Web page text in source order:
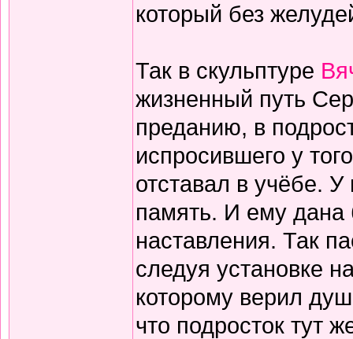
который без
Так в скульптуре
жизненный путь
преданию, в
испросившего у
отставал в учёбе.
память. И ему
наставления. Так
следуя установке
которому верил
что подросток тут